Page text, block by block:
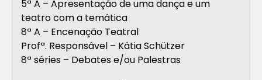
5ª A – Apresentação de uma dança e um
teatro com a temática
8ª A – Encenação Teatral
Profª. Responsável – Kátia Schützer
8ª séries – Debates e/ou Palestras